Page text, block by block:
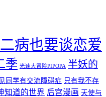
病也要谈恋爱
季 光速大冒险PIPOPA 半妖的
同学有交流障碍症 只有我不存
知道的世界 后宫漫画 天使与